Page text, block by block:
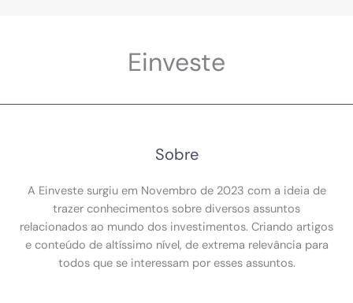
Einveste
Sobre
A Einveste surgiu em Novembro de 2023 com a ideia de
trazer conhecimentos sobre diversos assuntos
relacionados ao mundo dos investimentos. Criando artigos
e conteúdo de altíssimo nível, de extrema relevância para
todos que se interessam por esses assuntos.